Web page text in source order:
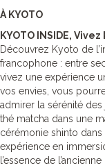
À KYOTO
KYOTO INSIDE,
Découvrez Kyoto de
francophone : entre
vivez une expérience
vos envies, vous
admirer la sérénité
thé matcha dans une
cérémonie shinto
expérience en
l’essence de